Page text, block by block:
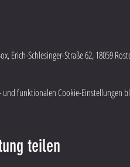
Erich-Schlesinger-Straße 62, 18059
funktionalen Cookie-Einstellungen
teilen